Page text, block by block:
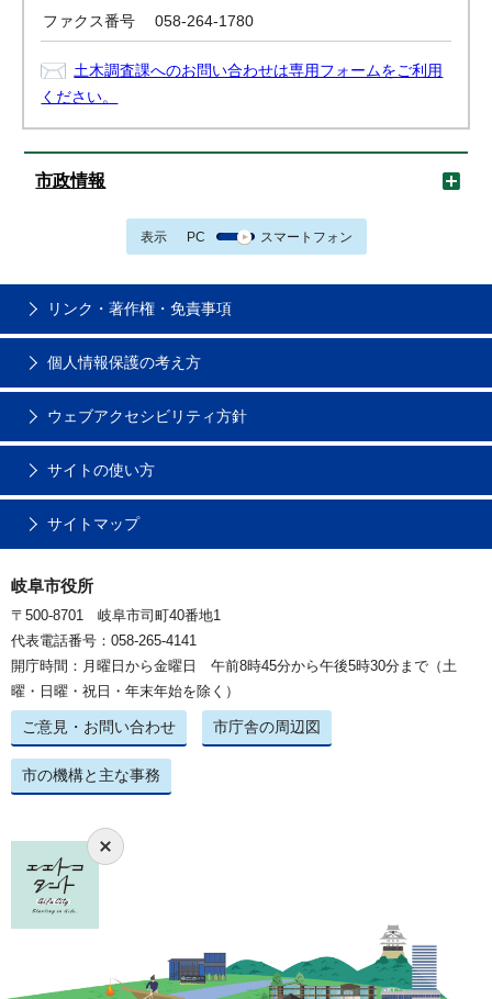
ファクス番号 058-264-1780
土木調査課へのお問い合わせは専用フォームをご利用
ください。
市政情報
表示 PC スマートフォン
リンク・著作権・免責事項
個人情報保護の考え方
ウェブアクセシビリティ方針
サイトの使い方
サイトマップ
岐阜市役所
〒500-8701 岐阜市司町40番地1
代表電話番号：058-265-4141
開庁時間：月曜日から金曜日 午前8時45分から午後5時30分まで（土
曜・日曜・祝日・年末年始を除く）
ご意見・お問い合わせ 市庁舎の周辺図
市の機構と主な事務